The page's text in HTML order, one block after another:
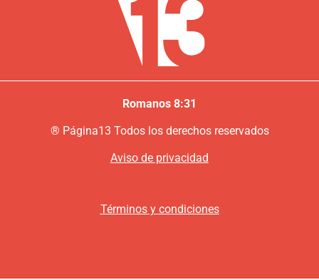
Romanos 8:31
® Página13 Todos los derechos reservados
Aviso de privacidad
Términos y condiciones